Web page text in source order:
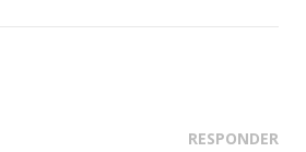
RESPONDER